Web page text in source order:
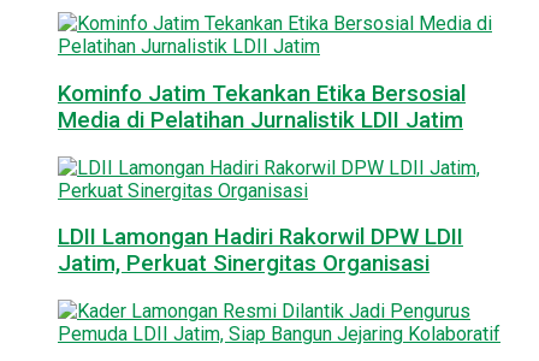
Kominfo Jatim Tekankan Etika Bersosial
Media di Pelatihan Jurnalistik LDII Jatim
LDII Lamongan Hadiri Rakorwil DPW LDII
Jatim, Perkuat Sinergitas Organisasi